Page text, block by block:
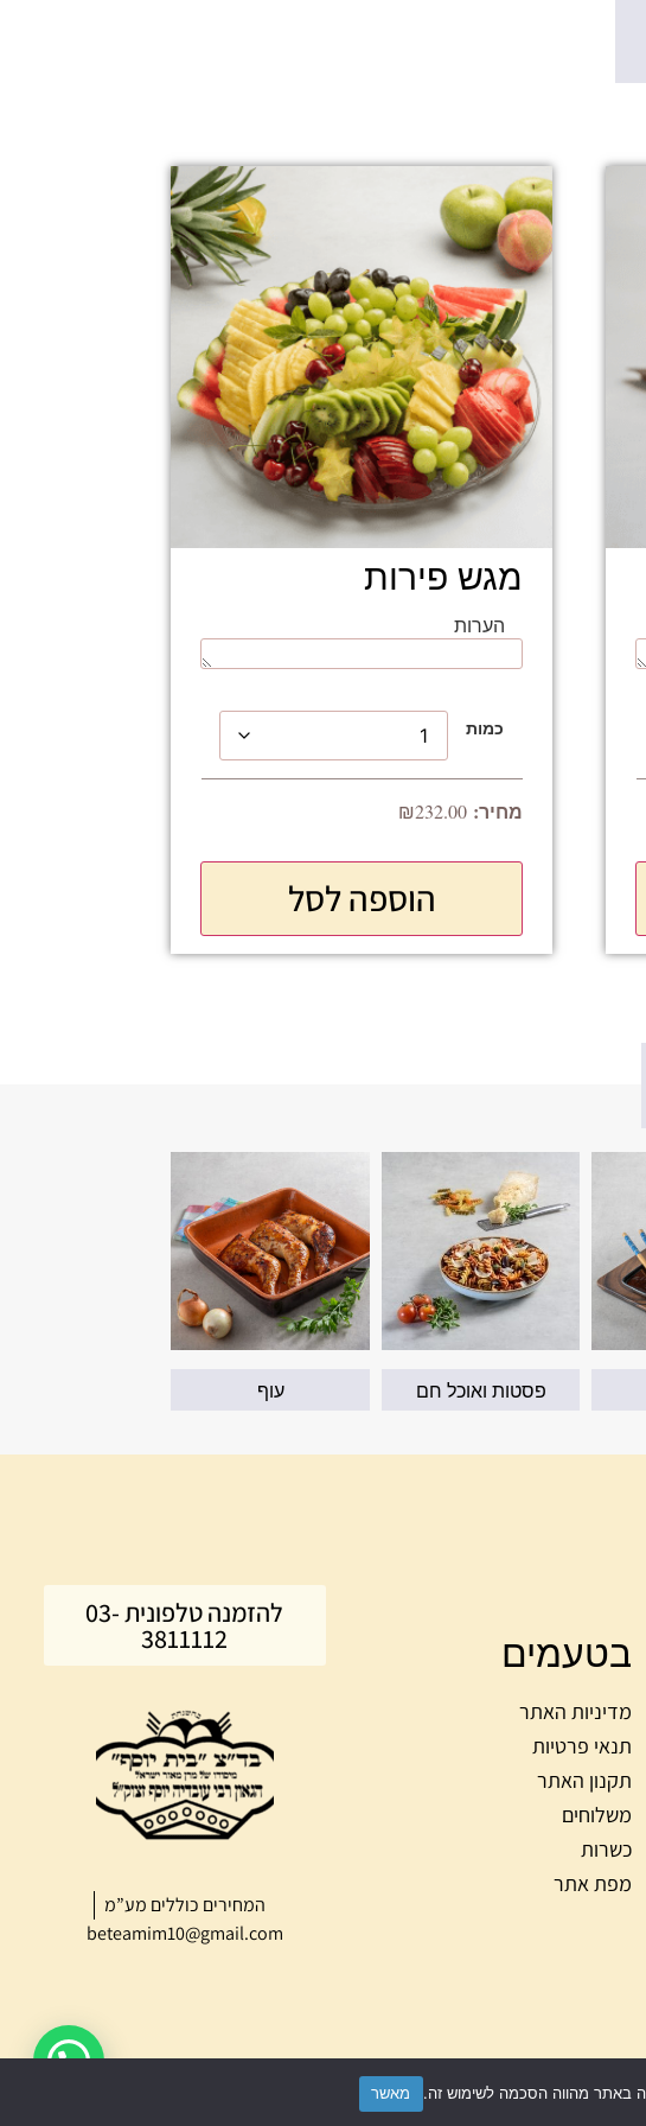
מגש פירות
הערות
כמות
₪232.00
הוספה לסל
פסטות ואוכל חם עוף
בטעמים
מדיניות האתר
תנאי פרטיות
תקנון האתר
משלוחים
כשרות
מפת אתר
להזמנה טלפונית 03-
3811112
המחירים כוללים מע”מ
beteamim10@gmail.com
נשמח לעזור לכל שאלה?
מאשר